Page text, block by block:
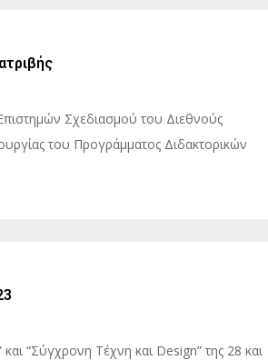
Σχεδιασμού του Διεθνούς
του Προγράμματος Διδακτορικών
“Σύγχρονη Τέχνη και Design” της 28 και